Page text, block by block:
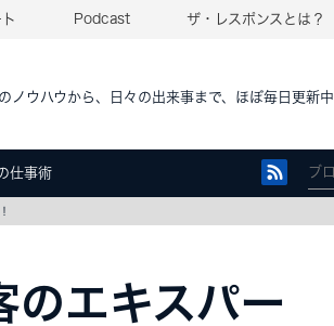
Podcast ザ・レスポンスとは？
ノウハウから、日々の出来事まで、ほぼ毎日更新中
仕事術
エキスパー